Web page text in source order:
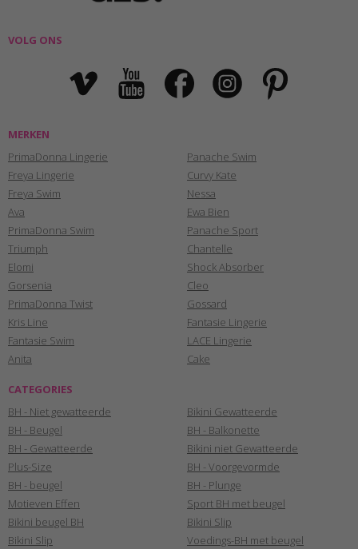
VOLG ONS
MERKEN
PrimaDonna Lingerie
Freya Lingerie
Freya Swim
Ava
PrimaDonna Swim
Triumph
Elomi
Gorsenia
PrimaDonna Twist
Kris Line
Fantasie Swim
Anita
Panache Swim
Curvy Kate
Nessa
Ewa Bien
Panache Sport
Chantelle
Shock Absorber
Cleo
Gossard
Fantasie Lingerie
LACE Lingerie
Cake
CATEGORIES
BH - Niet gewatteerde
BH - Beugel
BH - Gewatteerde
Plus-Size
BH - beugel
Motieven Effen
Bikini beugel BH
Bikini Slip
Bikini Gewatteerde
BH - Balkonette
Bikini niet Gewatteerde
BH - Voorgevormde
BH - Plunge
Sport BH met beugel
Bikini Slip
Voedings-BH met beugel